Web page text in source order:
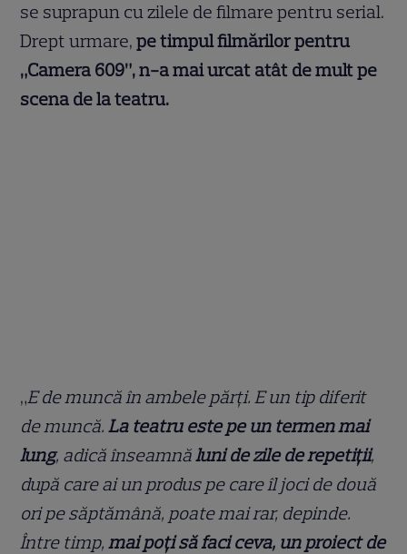
se suprapun cu zilele de filmare pentru serial.
Drept urmare,pe timpul filmărilor pentru
„Camera 609”, n-a mai urcat atât de mult pe
scena de la teatru.
„E de muncă în ambele părți. E un tip diferit
de muncă.La teatru este pe un termen mai
lung, adică înseamnăluni de zile de repetiții,
după care ai un produs pe care îl joci de două
ori pe săptămână, poate mai rar, depinde.
Între timp,mai poți să faci ceva, un proiect de